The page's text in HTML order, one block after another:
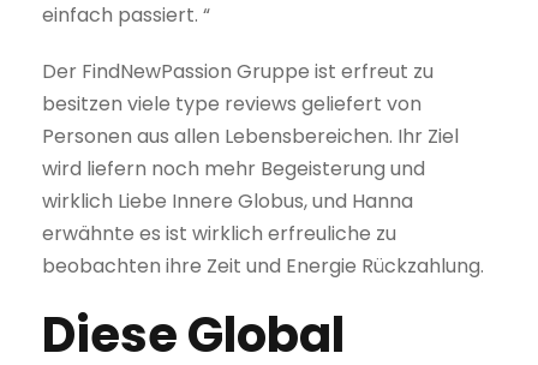
einfach passiert. “
Der FindNewPassion Gruppe ist erfreut zu
besitzen viele type reviews geliefert von
Personen aus allen Lebensbereichen. Ihr Ziel
wird liefern noch mehr Begeisterung und
wirklich Liebe Innere Globus, und Hanna
erwähnte es ist wirklich erfreuliche zu
beobachten ihre Zeit und Energie Rückzahlung.
Diese Global